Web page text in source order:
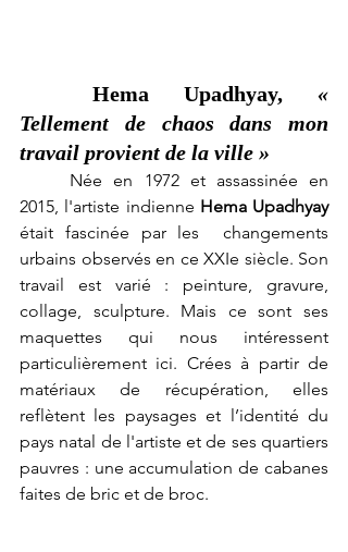
Hema Upadhyay, «
Tellement de chaos dans mon
travail provient de la ville »
2015, l'artiste indienne Hema Upadhyay
était fascinée par les  changements
urbains observés en ce XXIe siècle. Son
travail est varié : peinture, gravure,
collage, sculpture. Mais ce sont ses
maquettes qui nous intéressent
particulièrement ici. Crées à partir de
matériaux de récupération, elles
reflètent
les paysages et l’identité du
pays natal de l'artiste et de ses quartiers
pauvres : une accumulation de cabanes
faites de bric et de broc.